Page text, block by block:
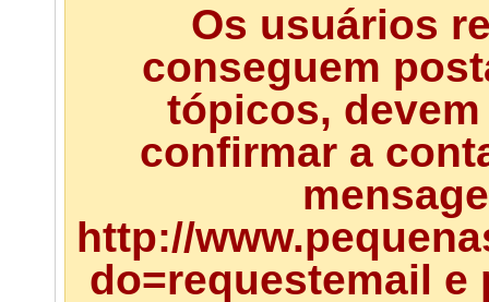
Os usuários
conseguem
tópicos,
confirmar a
http://
do=requestemail